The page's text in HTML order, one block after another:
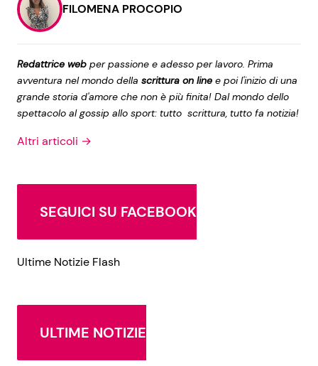
Disclaimer e Privacy
Redazione
Contattaci
Pubblicità
FILOMENA PROCOPIO
Redattrice web per passione e adesso per lavoro. Prima
avventura nel mondo della scrittura on line e poi l'inizio di una
grande storia d'amore che non è più finita! Dal mondo dello
spettacolo al gossip allo sport: tutto scrittura, tutto fa notizia!
Altri articoli →
SEGUICI SU FACEBOOK
Ultime Notizie Flash
ULTIME NOTIZIE